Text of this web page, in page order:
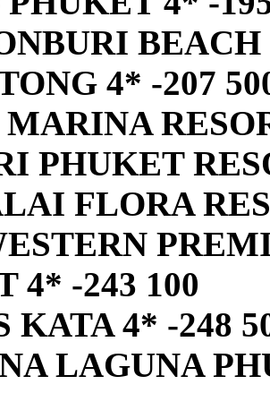
BEACH
4* -207
MARINA
PHUKET
FLORA
4* -243 100
KATA 4* -248
LAGUNA